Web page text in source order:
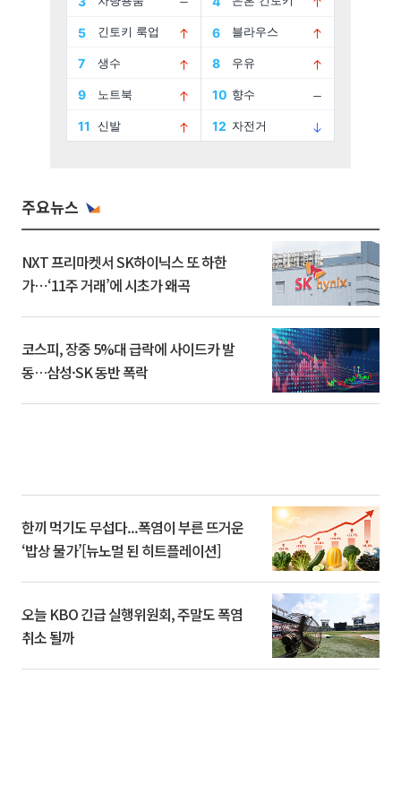
주요뉴스
NXT 프리마켓서 SK하이닉스 또 하한
가⋯‘11주 거래’에 시초가 왜곡
코스피, 장중 5%대 급락에 사이드카 발
동…삼성·SK 동반 폭락
한끼 먹기도 무섭다...폭염이 부른 뜨거운
‘밥상 물가’[뉴노멀 된 히트플레이션]
오늘 KBO 긴급 실행위원회, 주말도 폭염
취소 될까